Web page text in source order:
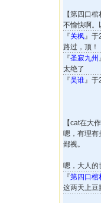
【第四口
不愉快啊。
『关枫』于
路过，顶！
『圣寂九州
太绝了
『吴谁』于
【cat在大
嗯，有理有
鄙视。
嗯，大人
『第四口棺
这两天上豆